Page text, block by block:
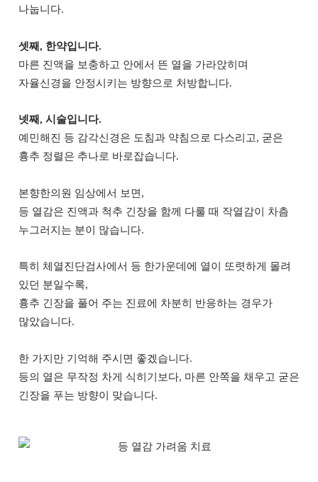
나눕니다.
셋째, 한약입니다.
마른 진액을 보충하고 안에서 뜬 열을 가라앉히며
자율신경을 안정시키는 방향으로 처방합니다.
넷째, 시술입니다.
예민해진 등 감각신경은 도침과 약침으로 다스리고, 굳은
흉추 정렬은 추나로 바로잡습니다.
본향한의원 임상에서 보면,
등 열감은 진액과 척추 긴장을 함께 다룰 때 작열감이 차츰
누그러지는 분이 많습니다.
특히 체열진단검사에서 등 한가운데에 열이 또렷하게 몰려
있던 분일수록,
흉추 긴장을 풀어 주는 진료에 차분히 반응하는 경우가
많았습니다.
한 가지만 기억해 주시면 좋겠습니다.
등의 열은 무작정 차게 식히기보다, 마른 안쪽을 채우고 굳은
긴장을 푸는 방향이 맞습니다.